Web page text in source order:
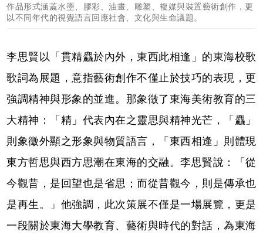
作品形式涵蓋水墨、膠彩、油畫、雕塑、複媒與裝置藝術創作，更
以不同年代的視覺語言回應社會、文化與生命議題。
李思賢以「貫精麤於內外，東西此相逢」的東海校歌
歌詞為展題，意指藝術創作不僅止於技巧的表現，更
強調精神與形象的並進。那象徵了東海美術教育的三
大精神：「精」代表內在之靈思與精神光芒，「麤」
則象徵外顯之形象與物質語言，「東西相逢」則體現
東方哲思與西方思潮在東海的交融。李思賢說：「從
今觀昔，是回望也是省思；而從昔觀今，則是傳承也
是再生。」他強調，此次策展不僅是一場展覽，更是
一段關於東海大學教育、藝術與時代的對話，為東海